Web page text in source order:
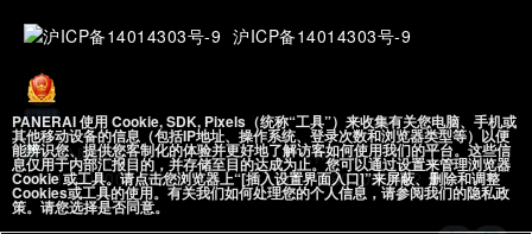
沪ICP备14014303号-9
沪公网安备
31010602002492 号
PANERAI 使用 Cookie, SDK, Pixels（统称“工具”）来收集有关您电脑、手机或
其他移动设备的信息（包括IP地址、操作系统、登录次数和浏览器类型等）以便
能辨识您、提供您客制化的体验并更好地了解访客如何使用我们的平台。这些信
息仅用于内部汇报目的，并存储至目的达成为止。您可以通过设置来管理浏览器
Cookie 或工具。请点击您浏览器上“[插入设置界面入口]”来屏蔽、删除和调整
Cookies或工具的使用。有关我们如何处理您的个人信息，请参阅我们的隐私政
策。请您选择是否同意。